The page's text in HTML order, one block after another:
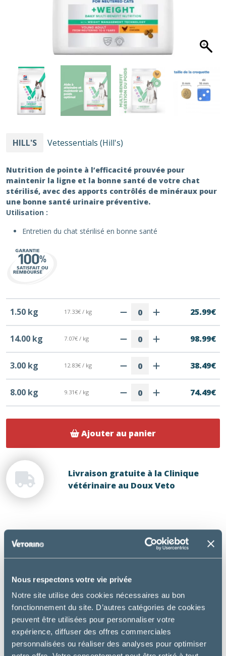
Nous respectons votre vie privée
Notre site utilise des cookies nécessaires au bon
fonctionnement du site. D’autres catégories de cookies
peuvent être utilisées pour personnaliser votre
expérience, diffuser des offres commerciales
personnalisées ou réaliser des analyses pour optimiser
HILL'S Vetessentials (Hill's)
Nutrition de pointe à l’efficacité prouvée pour
maintenir la ligne et la bonne santé de votre chat
stérilisé, avec des apports contrôlés de minéraux pour
une bonne santé urinaire préventive.
Utilisation :
Entretien du chat stérilisé en bonne santé
1.50 kg 17.33€ / kg 25.99€
14.00 kg 7.07€ / kg 98.99€
3.00 kg 12.83€ / kg 38.49€
8.00 kg 9.31€ / kg 74.49€
Ajouter au panier
Livraison gratuite à la Clinique
vétérinaire au Doux Veto
stérilisés. Formulées avec une Technologie de
gestion du poids pour aider à maintenir un poids
optimal et favoriser la santé des organes vitaux et
de l’appareil urinaire.
Utilisation :
Jeunes chats adultes stérilisés